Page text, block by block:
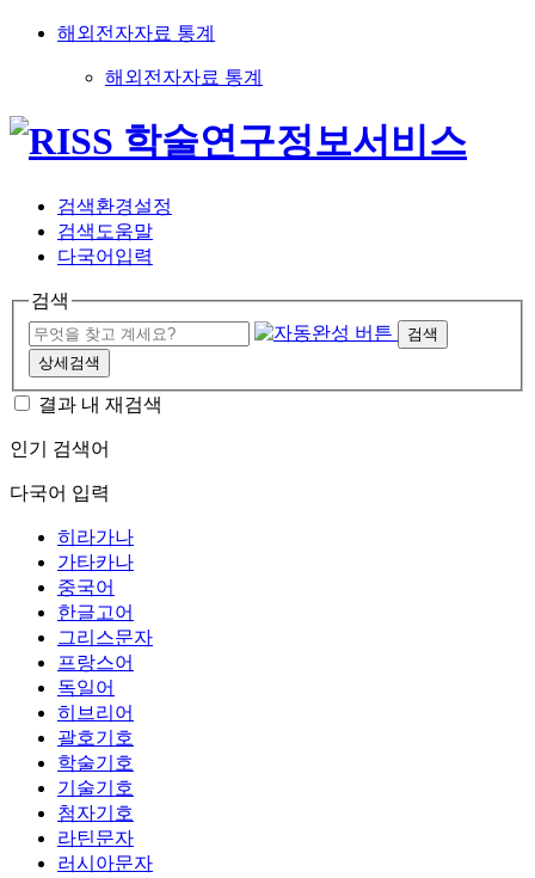
해외전자자료 통계
해외전자자료 통계
검색환경설정
검색도움말
다국어입력
검색
검색
상세검색
결과 내 재검색
인기 검색어
다국어 입력
히라가나
가타카나
중국어
한글고어
그리스문자
프랑스어
독일어
히브리어
괄호기호
학술기호
기술기호
첨자기호
라틴문자
러시아문자